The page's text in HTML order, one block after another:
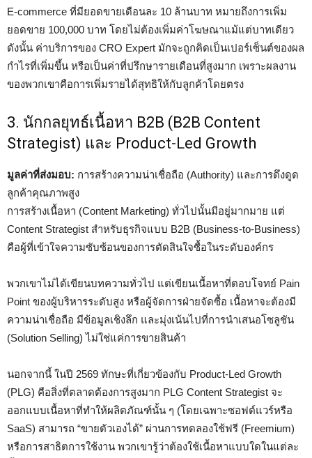
E-commerce ที่มียอดขายเดือนละ 10 ล้านบาท หมายถึงการเพิ่ม
ยอดขาย 100,000 บาท โดยไม่ต้องเพิ่มค่าโฆษณาแม้แต่บาทเดียว
ดังนั้น ค่าบริการของ CRO Expert มักจะถูกคิดเป็นเปอร์เซ็นต์ของผล
กำไรที่เพิ่มขึ้น หรือเป็นค่าที่ปรึกษารายเดือนที่สูงมาก เพราะผลงาน
ของพวกเขาคือการเพิ่มรายได้สุทธิให้กับลูกค้าโดยตรง
3. นักกลยุทธ์เนื้อหา B2B (B2B Content
Strategist) และ Product-Led Growth
มูลค่าที่ส่งมอบ: การสร้างความน่าเชื่อถือ (Authority) และการดึงดูด
ลูกค้าคุณภาพสูง
การสร้างเนื้อหา (Content Marketing) ทั่วไปนั้นมีอยู่มากมาย แต่
Content Strategist สำหรับธุรกิจแบบ B2B (Business-to-Business)
คือผู้ที่เข้าใจความซับซ้อนของการตัดสินใจซื้อในระดับองค์กร
พวกเขาไม่ได้เขียนบทความทั่วไป แต่เขียนเนื้อหาที่ตอบโจทย์ Pain
Point ของผู้บริหารระดับสูง หรือผู้จัดการฝ่ายจัดซื้อ เนื้อหาจะต้องมี
ความน่าเชื่อถือ มีข้อมูลเชิงลึก และมุ่งเน้นไปที่การนำเสนอโซลูชัน
(Solution Selling) ไม่ใช่แค่การขายสินค้า
นอกจากนี้ ในปี 2569 ทักษะที่เกี่ยวข้องกับ Product-Led Growth
(PLG) คือสิ่งที่ตลาดต้องการสูงมาก PLG Content Strategist จะ
ออกแบบเนื้อหาที่ทำให้ผลิตภัณฑ์นั้น ๆ (โดยเฉพาะซอฟต์แวร์หรือ
SaaS) สามารถ “ขายตัวเองได้” ผ่านการทดลองใช้ฟรี (Freemium)
หรือการสาธิตการใช้งาน พวกเขารู้ว่าต้องใช้เนื้อหาแบบใดในแต่ละ